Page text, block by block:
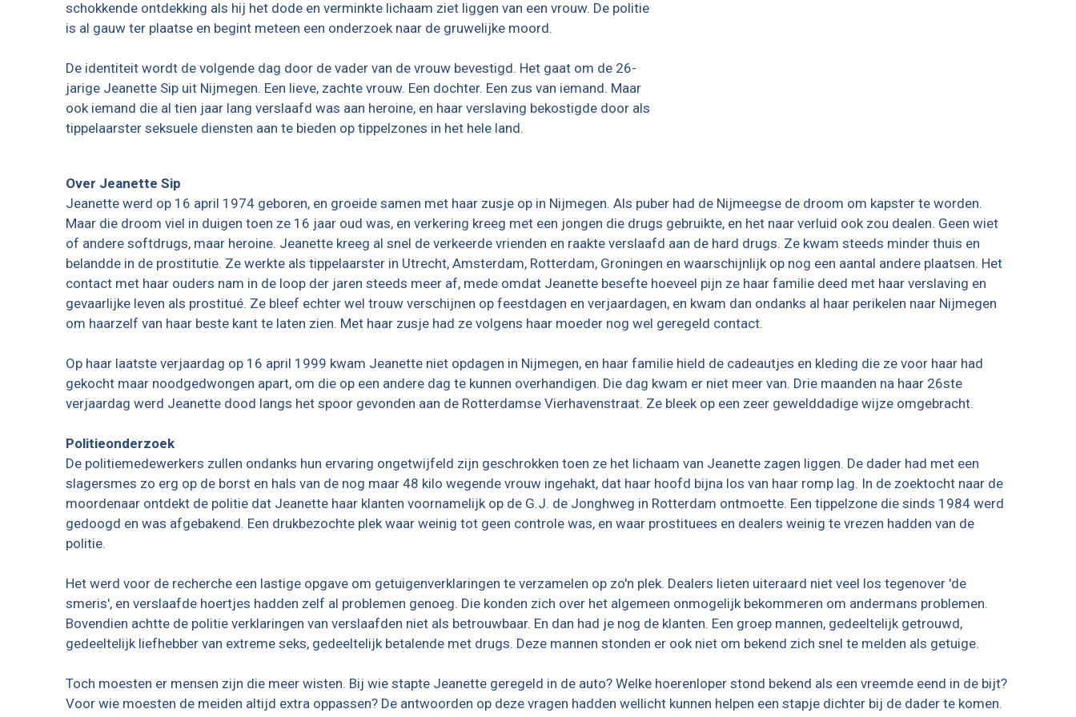
schokkende ontdekking als hij het dode en verminkte lichaam ziet liggen van een vrouw. De politie
is al gauw ter plaatse en begint meteen een onderzoek naar de gruwelijke moord.
De identiteit wordt de volgende dag door de vader van de vrouw bevestigd. Het gaat om de 26-
jarige Jeanette Sip uit Nijmegen. Een lieve, zachte vrouw. Een dochter. Een zus van iemand. Maar
ook iemand die al tien jaar lang verslaafd was aan heroine, en haar verslaving bekostigde door als
tippelaarster seksuele diensten aan te bieden op tippelzones in het hele land.
Over Jeanette Sip
Jeanette werd op 16 april 1974 geboren, en groeide samen met haar zusje op in Nijmegen. Als puber had de Nijmeegse de droom om kapster te worden.
Maar die droom viel in duigen toen ze 16 jaar oud was, en verkering kreeg met een jongen die drugs gebruikte, en het naar verluid ook zou dealen. Geen wiet
of andere softdrugs, maar heroine. Jeanette kreeg al snel de verkeerde vrienden en raakte verslaafd aan de hard drugs. Ze kwam steeds minder thuis en
belandde in de prostitutie. Ze werkte als tippelaarster in Utrecht, Amsterdam, Rotterdam, Groningen en waarschijnlijk op nog een aantal andere plaatsen. Het
contact met haar ouders nam in de loop der jaren steeds meer af, mede omdat Jeanette besefte hoeveel pijn ze haar familie deed met haar verslaving en
gevaarlijke leven als prostitué. Ze bleef echter wel trouw verschijnen op feestdagen en verjaardagen, en kwam dan ondanks al haar perikelen naar Nijmegen
om haarzelf van haar beste kant te laten zien. Met haar zusje had ze volgens haar moeder nog wel geregeld contact.
Op haar laatste verjaardag op 16 april 1999 kwam Jeanette niet opdagen in Nijmegen, en haar familie hield de cadeautjes en kleding die ze voor haar had
gekocht maar noodgedwongen apart, om die op een andere dag te kunnen overhandigen. Die dag kwam er niet meer van. Drie maanden na haar 26ste
verjaardag werd Jeanette dood langs het spoor gevonden aan de Rotterdamse Vierhavenstraat. Ze bleek op een zeer gewelddadige wijze omgebracht.
Politieonderzoek
De politiemedewerkers zullen ondanks hun ervaring ongetwijfeld zijn geschrokken toen ze het lichaam van Jeanette zagen liggen. De dader had met een
slagersmes zo erg op de borst en hals van de nog maar 48 kilo wegende vrouw ingehakt, dat haar hoofd bijna los van haar romp lag. In de zoektocht naar de
moordenaar ontdekt de politie dat Jeanette haar klanten voornamelijk op de G.J. de Jonghweg in Rotterdam ontmoette. Een tippelzone die sinds 1984 werd
gedoogd en was afgebakend. Een drukbezochte plek waar weinig tot geen controle was, en waar prostituees en dealers weinig te vrezen hadden van de
politie.
Het werd voor de recherche een lastige opgave om getuigenverklaringen te verzamelen op zo'n plek. Dealers lieten uiteraard niet veel los tegenover 'de
smeris', en verslaafde hoertjes hadden zelf al problemen genoeg. Die konden zich over het algemeen onmogelijk bekommeren om andermans problemen.
Bovendien achtte de politie verklaringen van verslaafden niet als betrouwbaar. En dan had je nog de klanten. Een groep mannen, gedeeltelijk getrouwd,
gedeeltelijk liefhebber van extreme seks, gedeeltelijk betalende met drugs. Deze mannen stonden er ook niet om bekend zich snel te melden als getuige.
Toch moesten er mensen zijn die meer wisten. Bij wie stapte Jeanette geregeld in de auto? Welke hoerenloper stond bekend als een vreemde eend in de bijt?
Voor wie moesten de meiden altijd extra oppassen? De antwoorden op deze vragen hadden wellicht kunnen helpen een stapje dichter bij de dader te komen.